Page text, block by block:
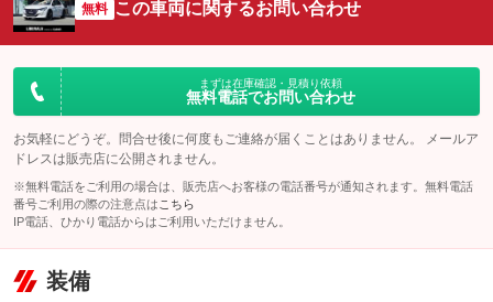
無料 この車両に関するお問い合わせ
まずは在庫確認・見積り依頼
無料電話でお問い合わせ
お気軽にどうぞ。問合せ後に何度もご連絡が届くことはありません。 メールア
ドレスは販売店に公開されません。
※無料電話をご利用の場合は、販売店へお客様の電話番号が通知されます。無料電話
番号ご利用の際の注意点は こちら
IP電話、ひかり電話からはご利用いただけません。
装備